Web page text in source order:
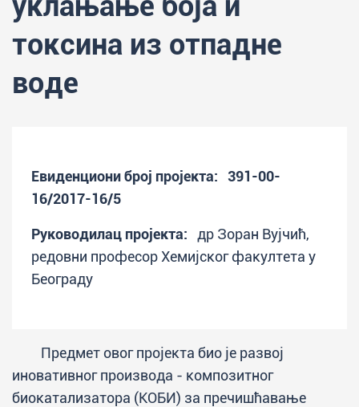
токсина из отпадне
воде
Евиденциони број пројекта: 391-00-
16/2017-16/5
Руководилац пројекта: др Зоран Вујчић,
редовни професор Хемијског факултета у
Београду
Предмет овог пројекта био је развој
иновативног производа - композитног
биокатализатора (КОБИ) за пречишћавање